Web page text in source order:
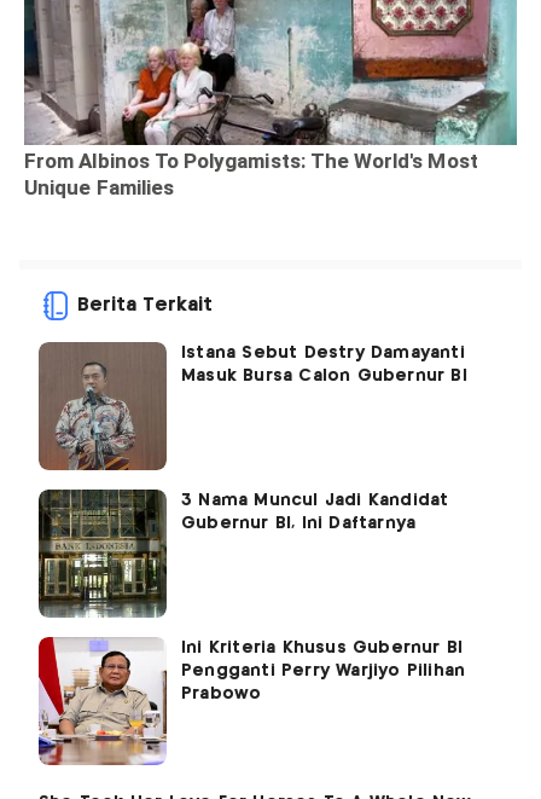
Berita Terkait
Istana Sebut Destry Damayanti
Masuk Bursa Calon Gubernur BI
3 Nama Muncul Jadi Kandidat
Gubernur BI, Ini Daftarnya
Ini Kriteria Khusus Gubernur BI
Pengganti Perry Warjiyo Pilihan
Prabowo